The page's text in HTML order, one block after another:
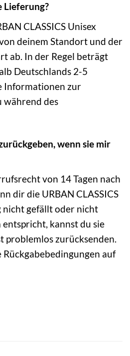
Lieferung?
CLASSICS Unisex
deinem Standort und der
ab. In der Regel beträgt
Deutschlands 2-5
Informationen zur
während des
wenn sie mir
von 14 Tagen nach
dir die URBAN CLASSICS
nicht gefällt oder nicht
kannst du sie
problemlos zurücksenden.
auf